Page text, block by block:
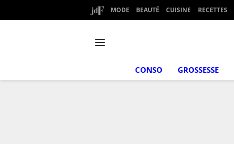
MODE BEAUTÉ CUISINE RECETTES
CONSO GROSSESSE